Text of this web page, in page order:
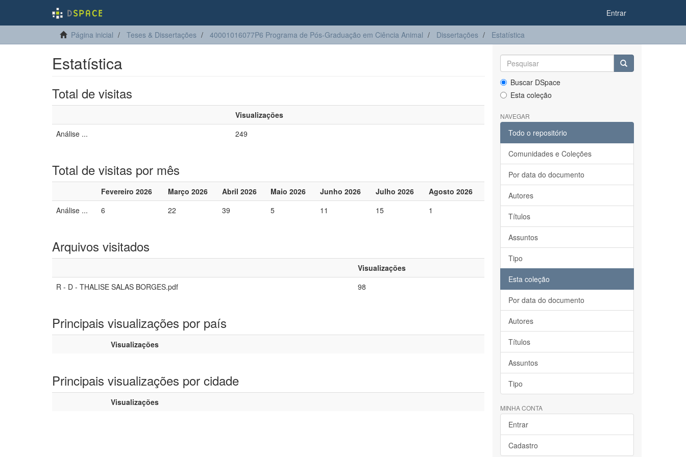
Entrar
Página inicial Teses & Dissertações 40001016077P6 Programa de Pós-Graduação em Ciência Animal Dissertações Estatística
Estatística
Total de visitas
Visualizações
Análise ...
249
Total de visitas por mês
Fevereiro 2026 Março 2026 Abril 2026 Maio 2026 Junho 2026 Julho 2026
Agosto 2026
Análise ...
6 22 39 5 11 15 1
Arquivos visitados
Visualizações
R - D - THALISE SALAS BORGES.pdf
98
Principais visualizações por país
Visualizações
Principais visualizações por cidade
Visualizações
Buscar DSpace
Esta coleção
NAVEGAR
Todo o repositório
Comunidades e Coleções
Por data do documento
Autores
Títulos
Assuntos
Tipo
Esta coleção
Por data do documento
Autores
Títulos
Assuntos
Tipo
MINHA CONTA
Entrar
Cadastro